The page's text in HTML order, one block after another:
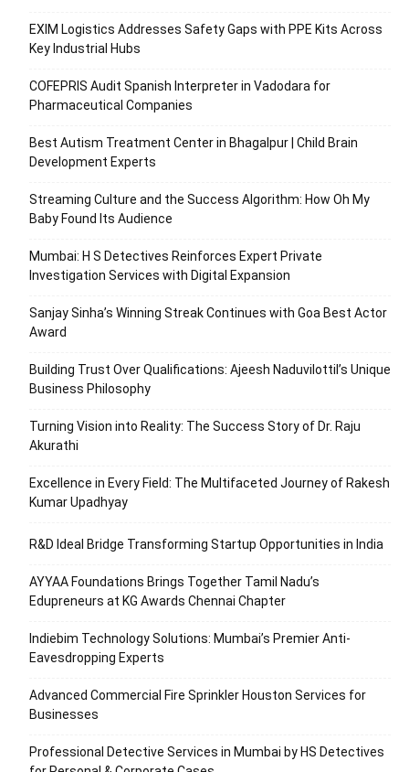
EXIM Logistics Addresses Safety Gaps with PPE Kits Across
Key Industrial Hubs
COFEPRIS Audit Spanish Interpreter in Vadodara for
Pharmaceutical Companies
Best Autism Treatment Center in Bhagalpur | Child Brain
Development Experts
Streaming Culture and the Success Algorithm: How Oh My
Baby Found Its Audience
Mumbai: H S Detectives Reinforces Expert Private
Investigation Services with Digital Expansion
Sanjay Sinha’s Winning Streak Continues with Goa Best Actor
Award
Building Trust Over Qualifications: Ajeesh Naduvilottil’s Unique
Business Philosophy
Turning Vision into Reality: The Success Story of Dr. Raju
Akurathi
Excellence in Every Field: The Multifaceted Journey of Rakesh
Kumar Upadhyay
R&D Ideal Bridge Transforming Startup Opportunities in India
AYYAA Foundations Brings Together Tamil Nadu’s
Edupreneurs at KG Awards Chennai Chapter
Indiebim Technology Solutions: Mumbai’s Premier Anti-
Eavesdropping Experts
Advanced Commercial Fire Sprinkler Houston Services for
Businesses
Professional Detective Services in Mumbai by HS Detectives